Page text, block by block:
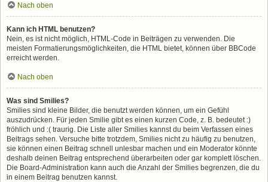
Nach oben
Kann ich HTML benutzen?
Nein, es ist nicht möglich, HTML-Code in Beiträgen zu verwenden. Die
meisten Formatierungsmöglichkeiten, die HTML bietet, können über BBCode
erreicht werden.
Nach oben
Was sind Smilies?
Smilies sind kleine Bilder, die benutzt werden können, um ein Gefühl
auszudrücken. Für jeden Smilie gibt es einen kurzen Code, z. B. bedeutet :)
fröhlich und :( traurig. Die Liste aller Smilies kannst du beim Verfassen eines
Beitrags sehen. Versuche bitte trotzdem, Smilies nicht zu häufig zu benutzen,
sie können einen Beitrag schnell unlesbar machen und ein Moderator könnte
deshalb deinen Beitrag entsprechend überarbeiten oder gar komplett löschen.
Die Board-Administration kann auch die Anzahl der Smilies begrenzen, die du
in einem Beitrag benutzen kannst.